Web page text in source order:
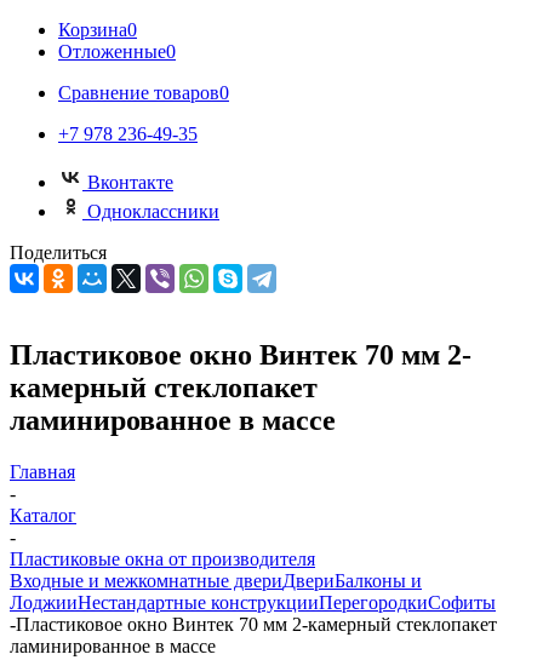
Корзина0
Отложенные0
Сравнение товаров0
+7 978 236-49-35
Вконтакте
Одноклассники
Поделиться
Пластиковое окно Винтек 70 мм 2-
камерный стеклопакет
ламинированное в массе
Главная
-
Каталог
-
Пластиковые окна от производителя
Входные и межкомнатные двериДвериБалконы и
ЛоджииНестандартные конструкцииПерегородкиСофиты
-Пластиковое окно Винтек 70 мм 2-камерный стеклопакет
ламинированное в массе